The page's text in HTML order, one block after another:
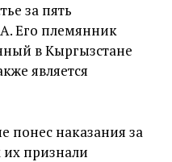
за пять
Его племянник
в Кыргызстане
является
понес наказания за
их признали